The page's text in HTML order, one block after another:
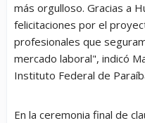
más orgulloso. Gracias a
felicitaciones por el
profesionales que
mercado laboral", indicó
Instituto Federal de
En la ceremonia final de